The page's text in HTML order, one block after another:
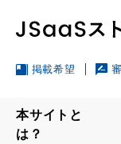
掲載希望
本サイトと
は？